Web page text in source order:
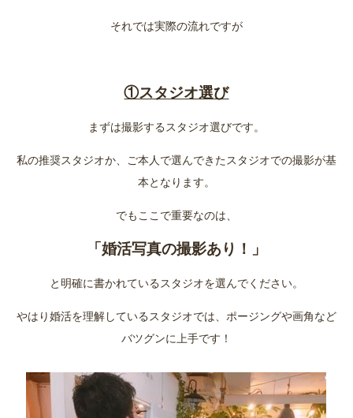
それでは実際の流れですが
①スタジオ選び
まずは撮影するスタジオ選びです。
私の推奨スタジオか、ご本人で選んできたスタジオでの撮影が基
本となります。
でもここで重要なのは、
「婚活写真の撮影あり！」
と明確に書かれているスタジオを選んでください。
やはり婚活を理解しているスタジオでは、ポージングや画角など
バツグンに上手です！